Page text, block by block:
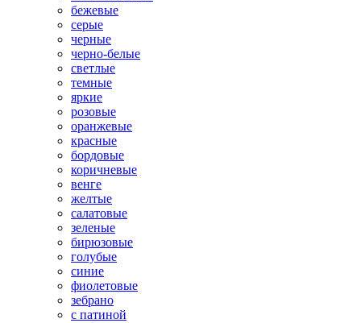
бежевые
серые
черные
черно-белые
светлые
темные
яркие
розовые
оранжевые
красные
бордовые
коричневые
венге
желтые
салатовые
зеленые
бирюзовые
голубые
синие
фиолетовые
зебрано
с патиной